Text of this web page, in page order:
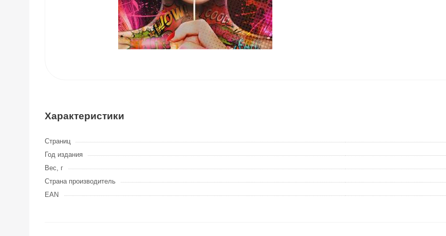
Характеристики
Страниц
Год издания
Вес, г
Страна производитель
EAN